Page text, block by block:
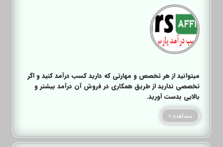
میتوانید از هر تخصص و مهارتی که دارید کسب درآمد کنید و اگر
تخصصی ندارید از طریق همکاری در فروش آن درآمد بیشتر و
بالایی بدست آورید.
مشاهده »